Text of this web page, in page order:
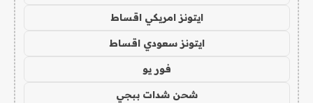
ايتونز امريكي اقساط
ايتونز سعودي اقساط
فور يو
شحن شدات ببجي